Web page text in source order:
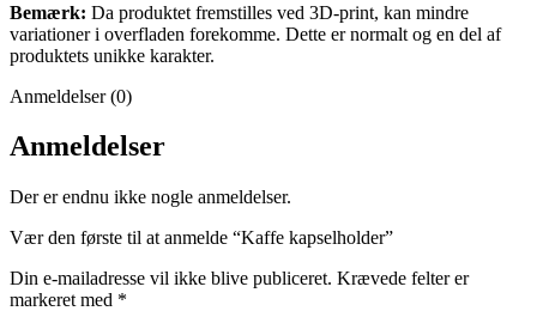
Bemærk: Da produktet fremstilles ved 3D-print, kan mindre
variationer i overfladen forekomme. Dette er normalt og en del af
produktets unikke karakter.
Anmeldelser (0)
Anmeldelser
Der er endnu ikke nogle anmeldelser.
Vær den første til at anmelde “Kaffe kapselholder”
Din e-mailadresse vil ikke blive publiceret. Krævede felter er
markeret med *